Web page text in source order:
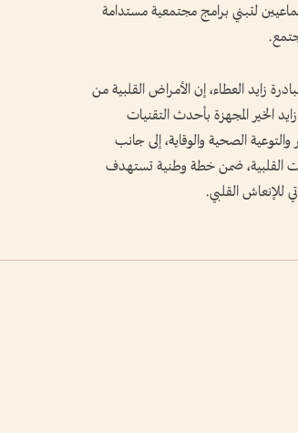
لتبني برامج مجتمعية مستدامة
زايد العطاء، إن الأمراض القلبية من
الخير المجهزة بأحدث التقنيات
الصحية والوقاية، إلى جانب
القلبية، ضمن خطة وطنية تستهدف
للإنعاش القلبي.